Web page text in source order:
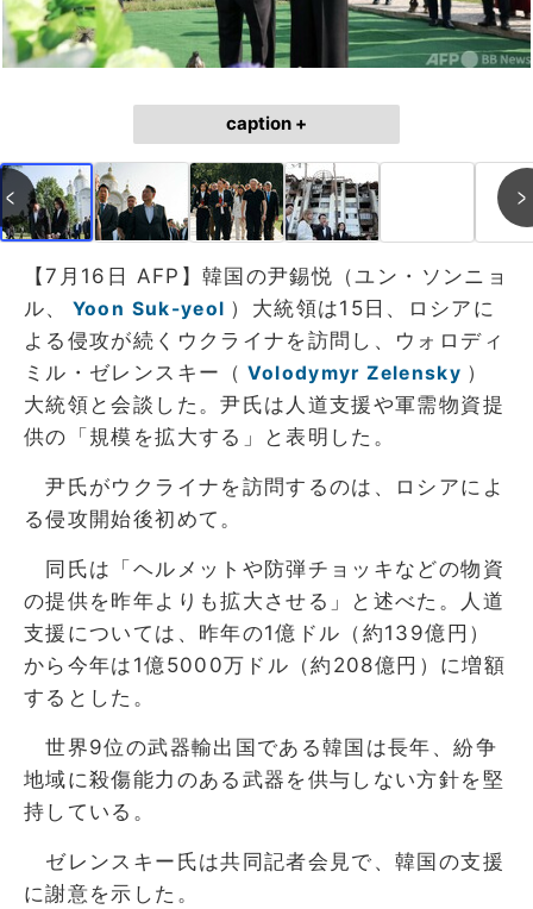
caption +
【7月16日 AFP】韓国の尹錫悦（ユン・ソンニョ
ル、
Yoon Suk-yeol ）大統領は15日、ロシアに
よる侵攻が続くウクライナを訪問し、ウォロディ
ミル・ゼレンスキー（ Volodymyr Zelensky ）
大統領と会談した。尹氏は人道支援や軍需物資提
供の「規模を拡大する」と表明した。
尹氏がウクライナを訪問するのは、ロシアによ
る侵攻開始後初めて。
同氏は「ヘルメットや防弾チョッキなどの物資
の提供を昨年よりも拡大させる」と述べた。人道
支援については、昨年の1億ドル（約139億円）
から今年は1億5000万ドル（約208億円）に増額
するとした。
世界9位の武器輸出国である韓国は長年、紛争
地域に殺傷能力のある武器を供与しない方針を堅
持している。
ゼレンスキー氏は共同記者会見で、韓国の支援
に謝意を示した。